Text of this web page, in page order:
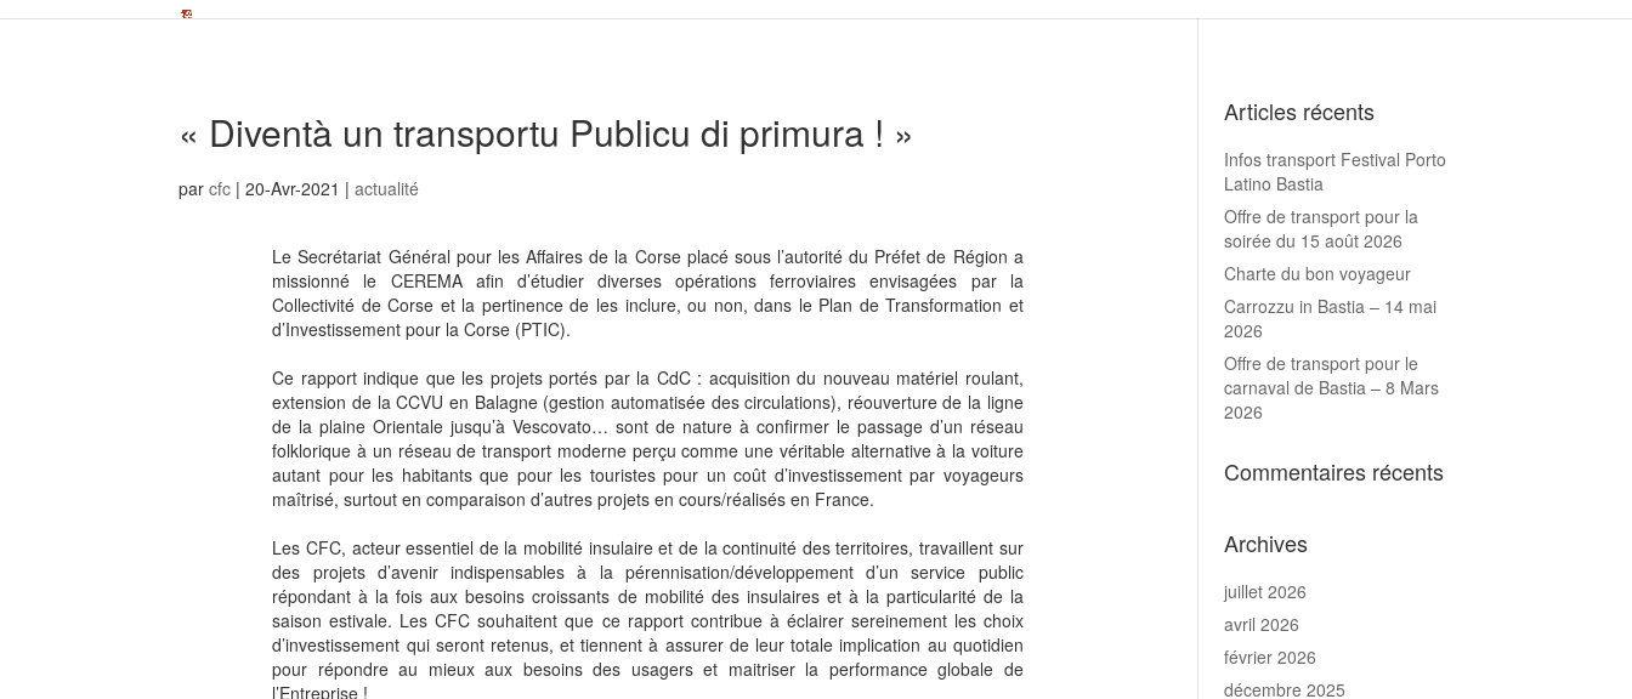
« Diventà un transportu Publicu di primura ! »
par cfc | 20-Avr-2021 | actualité
Le Secrétariat Général pour les Affaires de la Corse placé sous l’autorité du Préfet de Région a
missionné le CEREMA afin d’étudier diverses opérations ferroviaires envisagées par la
Collectivité de Corse et la pertinence de les inclure, ou non, dans le Plan de Transformation et
d’Investissement pour la Corse (PTIC).
Ce rapport indique que les projets portés par la CdC : acquisition du nouveau matériel roulant,
extension de la CCVU en Balagne (gestion automatisée des circulations), réouverture de la ligne
de la plaine Orientale jusqu’à Vescovato… sont de nature à confirmer le passage d’un réseau
folklorique à un réseau de transport moderne perçu comme une véritable alternative à la voiture
autant pour les habitants que pour les touristes pour un coût d’investissementpar voyageurs
maîtrisé, surtout en comparaison d’autres projets en cours/réalisés en France.
Les CFC, acteur essentiel de la mobilité insulaire et de la continuité des territoires, travaillent sur
des projets d’avenir indispensables à la pérennisation/développement d’un service public
répondant à la fois aux besoins croissants de mobilité des insulaires et à la particularité de la
saison estivale. Les CFC souhaitent que ce rapport contribue à éclairer sereinement les choix
d’investissement qui seront retenus, et tiennent à assurer de leur totale implication au quotidien
pour répondre au mieux aux besoins des usagers et maitriser la performance globale de
l’Entreprise !
Articles récents
Infos transport Festival Porto
Latino Bastia
Offre de transport pour la
soirée du 15 août 2026
Charte du bon voyageur
Carrozzu in Bastia – 14 mai
2026
Offre de transport pour le
carnaval de Bastia – 8 Mars
2026
Commentaires récents
Archives
juillet 2026
avril 2026
février 2026
décembre 2025